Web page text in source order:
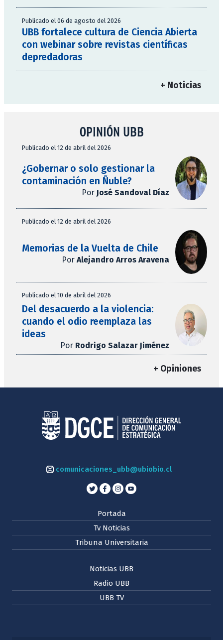
Publicado el 06 de agosto del 2026
UBB fortalece cultura de Ciencia Abierta
con webinar sobre revistas científicas
depredadoras
+ Noticias
OPINIÓN UBB
Publicado el 12 de abril del 2026
¿Gobernar o solo gestionar la
contaminación en Ñuble?
Por José Sandoval Díaz
Publicado el 12 de abril del 2026
Memorias de la Vuelta de Chile
Por Alejandro Arros Aravena
Publicado el 10 de abril del 2026
Del desacuerdo a la violencia:
cuando el odio reemplaza las
ideas
Por Rodrigo Salazar Jiménez
+ Opiniones
comunicaciones_ubb@ubiobio.cl
Portada
Tv Noticias
Tribuna Universitaria
Noticias UBB
Radio UBB
UBB TV